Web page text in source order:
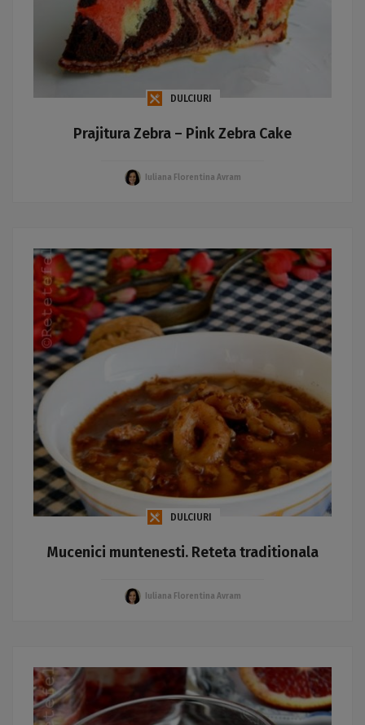
DULCIURI
Prajitura Zebra – Pink Zebra Cake
Iuliana Florentina Avram
DULCIURI
Mucenici muntenesti. Reteta traditionala
Iuliana Florentina Avram